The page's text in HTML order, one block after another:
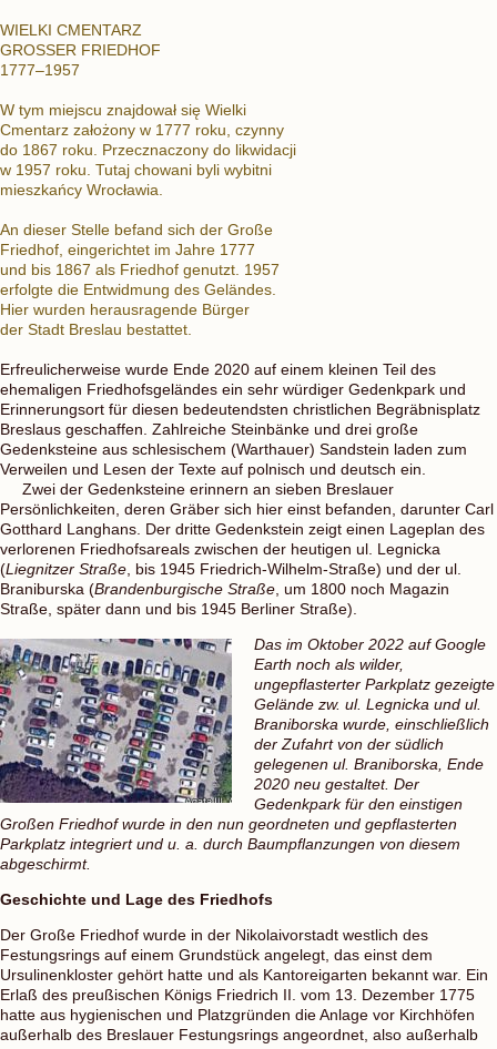
WIELKI CMENTARZ
GROSSER FRIEDHOF
1777–1957
W tym miejscu znajdował się Wielki
Cmentarz założony w 1777 roku, czynny
do 1867 roku. Przecznaczony do likwidacji
w 1957 roku. Tutaj chowani byli wybitni
mieszkańcy Wrocławia.
An dieser Stelle befand sich der Große
Friedhof, eingerichtet im Jahre 1777
und bis 1867 als Friedhof genutzt. 1957
erfolgte die Entwidmung des Geländes.
Hier wurden herausragende Bürger
der Stadt Breslau bestattet.
Erfreulicherweise wurde Ende 2020 auf einem kleinen Teil des
ehemaligen Friedhofsgeländes ein sehr würdiger Gedenkpark und
Erinnerungsort für diesen bedeutendsten christlichen Begräbnisplatz
Breslaus geschaffen. Zahlreiche Steinbänke und drei große
Gedenksteine aus schlesischem (Warthauer) Sandstein laden zum
Verweilen und Lesen der Texte auf polnisch und deutsch ein.
Zwei der Gedenksteine erinnern an sieben Breslauer
Persönlichkeiten, deren Gräber sich hier einst befanden, darunter Carl
Gotthard Langhans. Der dritte Gedenkstein zeigt einen Lageplan des
verlorenen Friedhofsareals zwischen der heutigen ul. Legnicka
(Liegnitzer Straße , bis 1945 Friedrich-Wilhelm-Straße) und der ul.
Braniburska (Brandenburgische Straße , um 1800 noch Magazin
Straße, später dann und bis 1945 Berliner Straße).
Das im Oktober 2022 auf Google
Earth noch als wilder,
ungepflasterter Parkplatz gezeigte
Gelände zw. ul. Legnicka und ul.
Braniborska wurde, einschließlich
der Zufahrt von der südlich
gelegenen ul. Braniborska, Ende
2020 neu gestaltet. Der
Gedenkpark für den einstigen
Großen Friedhof wurde in den nun geordneten und gepflasterten
Parkplatz integriert und u. a. durch Baumpflanzungen von diesem
abgeschirmt.
Geschichte und Lage des Friedhofs
Der Große Friedhof wurde in der Nikolaivorstadt westlich des
Festungsrings auf einem Grundstück angelegt, das einst dem
Ursulinenkloster gehört hatte und als Kantoreigarten bekannt war. Ein
Erlaß des preußischen Königs Friedrich II. vom 13. Dezember 1775
hatte aus hygienischen und Platzgründen die Anlage vor Kirchhöfen
außerhalb des Breslauer Festungsrings angeordnet, also außerhalb